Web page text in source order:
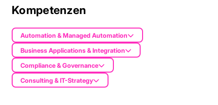
Kompetenzen
Automation & Managed Automation
Business Applications & Integration
Compliance & Governance
Consulting & IT-Strategy